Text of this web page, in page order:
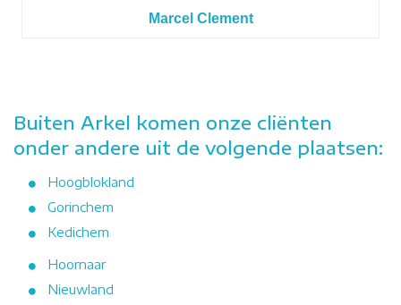
Marcel Clement
Buiten Arkel komen onze cliënten
onder andere uit de volgende plaatsen:
Hoogblokland
Gorinchem
Kedichem
Hoornaar
Nieuwland